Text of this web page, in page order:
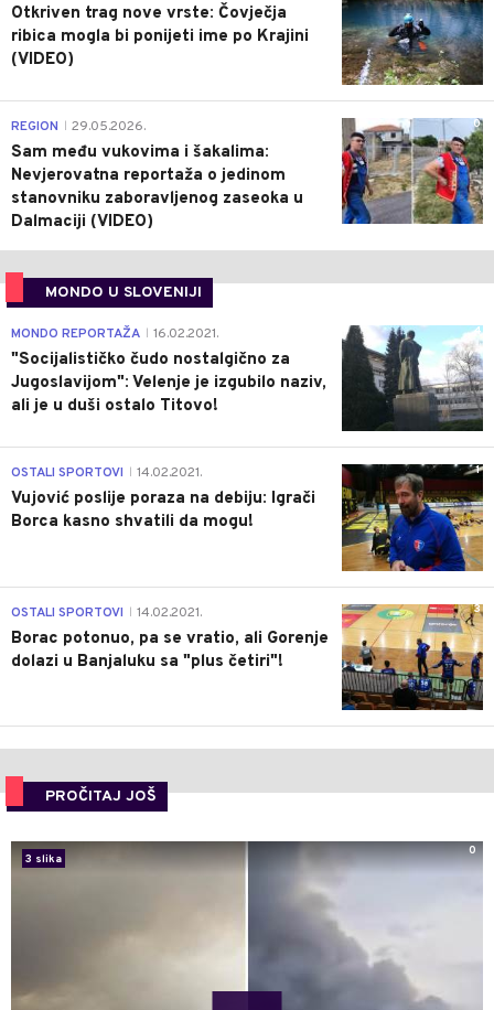
Otkriven trag nove vrste: Čovječja
ribica mogla bi ponijeti ime po Krajini
(VIDEO)
0
REGION 29.05.2026.
Sam među vukovima i šakalima:
Nevjerovatna reportaža o jedinom
stanovniku zaboravljenog zaseoka u
Dalmaciji (VIDEO)
MONDO U SLOVENIJI
4
MONDO REPORTAŽA 16.02.2021.
"Socijalističko čudo nostalgično za
Jugoslavijom": Velenje je izgubilo naziv,
ali je u duši ostalo Titovo!
1
OSTALI SPORTOVI 14.02.2021.
Vujović poslije poraza na debiju: Igrači
Borca kasno shvatili da mogu!
3
OSTALI SPORTOVI 14.02.2021.
Borac potonuo, pa se vratio, ali Gorenje
dolazi u Banjaluku sa "plus četiri"!
PROČITAJ JOŠ
3 slika
0